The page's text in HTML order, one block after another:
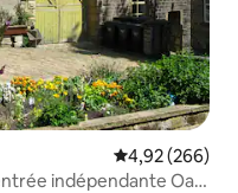
Évaluation
4,92 (266)
indépendante Oats